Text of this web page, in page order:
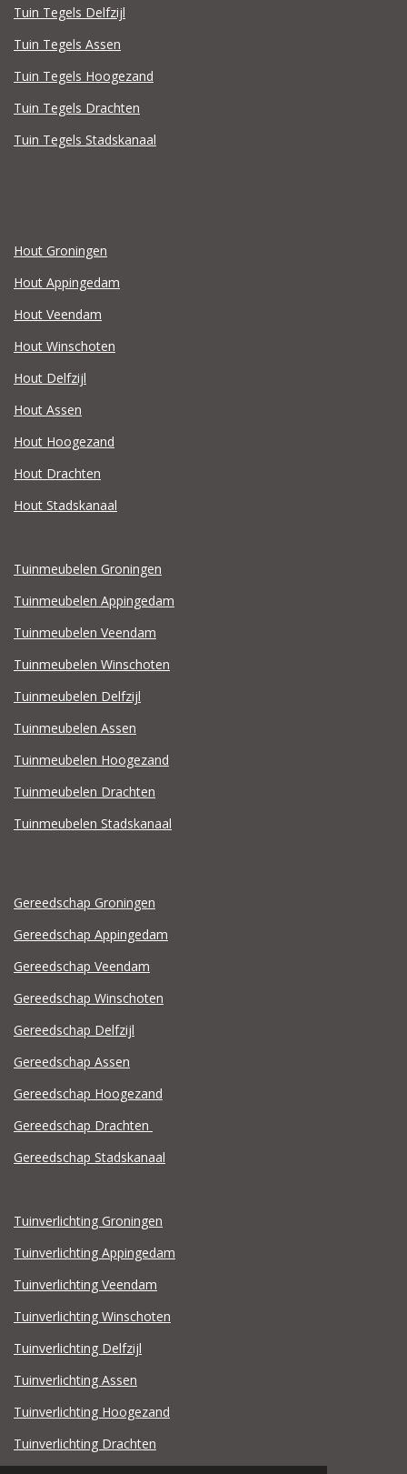
Tuin Tegels Delfzijl
Tuin Tegels Assen
Tuin Tegels Hoogezand
Tuin Tegels Drachten
Tuin Tegels Stadskanaal
Hout Groningen
Hout Appingedam
Hout Veendam
Hout Winschoten
Hout Delfzijl
Hout Assen
Hout Hoogezand
Hout Drachten
Hout Stadskanaal
Tuinmeubelen Groningen
Tuinmeubelen Appingedam
Tuinmeubelen Veendam
Tuinmeubelen Winschoten
Tuinmeubelen Delfzijl
Tuinmeubelen Assen
Tuinmeubelen Hoogezand
Tuinmeubelen Drachten
Tuinmeubelen Stadskanaal
Gereedschap Groningen
Gereedschap Appingedam
Gereedschap Veendam
Gereedschap Winschoten
Gereedschap Delfzijl
Gereedschap Assen
Gereedschap Hoogezand
Gereedschap Drachten
Gereedschap Stadskanaal
Tuinverlichting Groningen
Tuinverlichting Appingedam
Tuinverlichting Veendam
Tuinverlichting Winschoten
Tuinverlichting Delfzijl
Tuinverlichting Assen
Tuinverlichting Hoogezand
Tuinverlichting Drachten